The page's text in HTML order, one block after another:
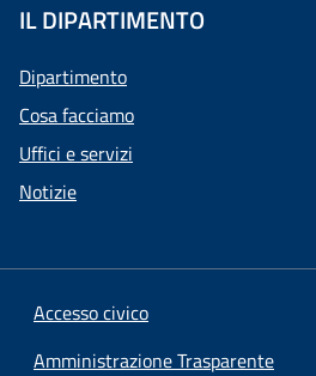
IL DIPARTIMENTO
Dipartimento
Cosa facciamo
Uffici e servizi
Notizie
Accesso civico
Amministrazione Trasparente